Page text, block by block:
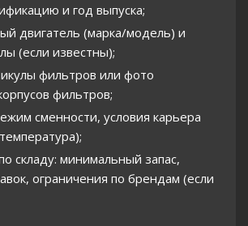
и год выпуска;
двигатель (марка/модель) и
(если известны);
фильтров или фото
фильтров;
сменности, условия карьера
складу: минимальный запас,
ограничения по брендам (если